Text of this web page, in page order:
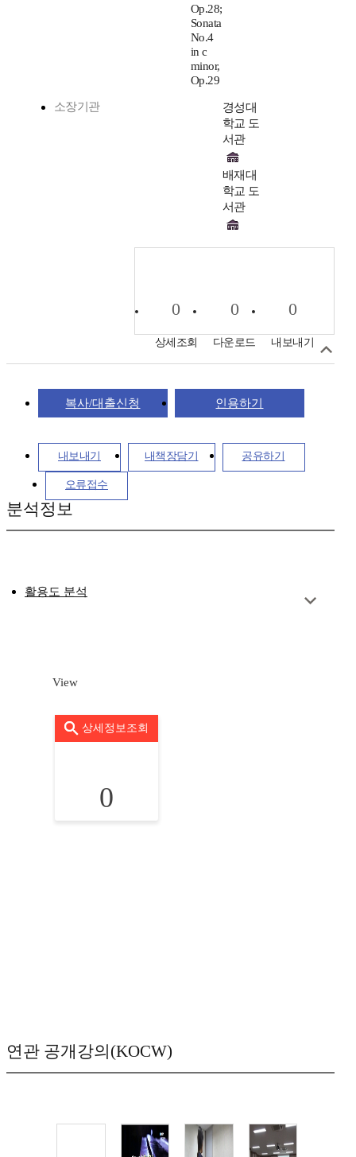
Op.28;
Sonata
No.4
in c
minor,
Op.29
소장기관
경성대
학교 도
서관
배재대
학교 도
서관
0
상세조회
0
다운로드
0
내보내기
복사/대출신청 인용하기
내보내기 내책장담기 공유하기
오류접수
분석정보
활용도 분석
View
상세정보조회
0
연관 공개강의(KOCW)